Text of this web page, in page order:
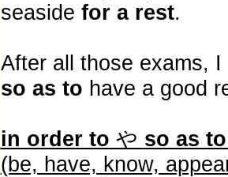
seaside for a rest.
After all those exams,
so as to have a good
in order to や so as
(be, have, know,